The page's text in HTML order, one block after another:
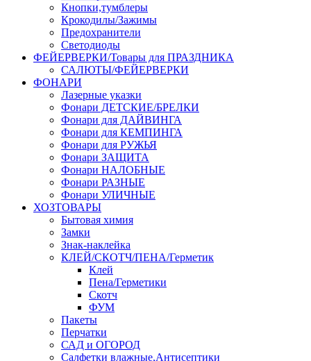
Кнопки,тумблеры
Крокодилы/Зажимы
Предохранители
Светодиоды
ФЕЙЕРВЕРКИ/Товары для ПРАЗДНИКА
САЛЮТЫ/ФЕЙЕРВЕРКИ
ФОНАРИ
Лазерные указки
Фонари ДЕТСКИЕ/БРЕЛКИ
Фонари для ДАЙВИНГА
Фонари для КЕМПИНГА
Фонари для РУЖЬЯ
Фонари ЗАЩИТА
Фонари НАЛОБНЫЕ
Фонари РАЗНЫЕ
Фонари УЛИЧНЫЕ
ХОЗТОВАРЫ
Бытовая химия
Замки
Знак-наклейка
КЛЕЙ/СКОТЧ/ПЕНА/Герметик
Клей
Пена/Герметики
Скотч
ФУМ
Пакеты
Перчатки
САД и ОГОРОД
Салфетки влажные,Антисептики